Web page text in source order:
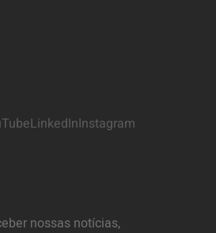
LinkedInInstagram
nossas notícias,